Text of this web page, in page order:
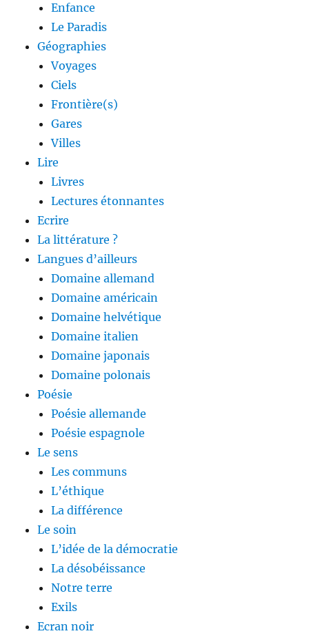
Enfance
Le Paradis
Géographies
Voyages
Ciels
Frontière(s)
Gares
Villes
Lire
Livres
Lectures étonnantes
Ecrire
La littérature ?
Langues d’ailleurs
Domaine allemand
Domaine américain
Domaine helvétique
Domaine italien
Domaine japonais
Domaine polonais
Poésie
Poésie allemande
Poésie espagnole
Le sens
Les communs
L’éthique
La différence
Le soin
L’idée de la démocratie
La désobéissance
Notre terre
Exils
Ecran noir